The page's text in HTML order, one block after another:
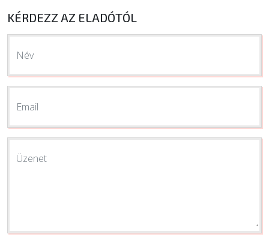
KÉRDEZZ AZ ELADÓTÓL
Név
Email
Üzenet